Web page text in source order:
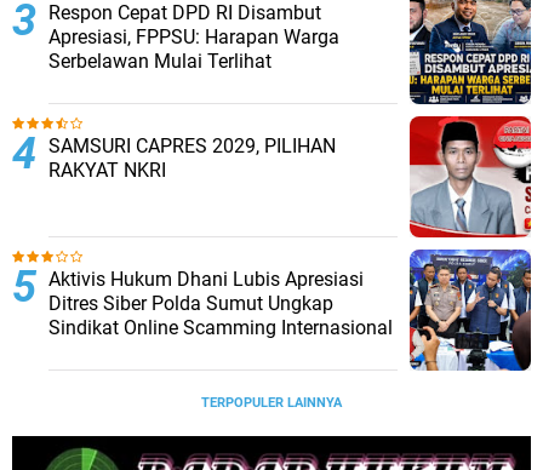
Respon Cepat DPD RI Disambut
Apresiasi, FPPSU: Harapan Warga
Serbelawan Mulai Terlihat
SAMSURI CAPRES 2029, PILIHAN
RAKYAT NKRI
Aktivis Hukum Dhani Lubis Apresiasi
Ditres Siber Polda Sumut Ungkap
Sindikat Online Scamming Internasional
TERPOPULER LAINNYA